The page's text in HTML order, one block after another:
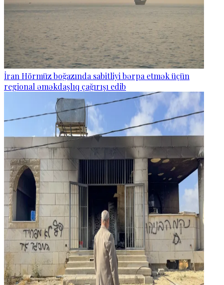
İran Hörmüz boğazında sabitliyi bərpa etmək üçün
regional əməkdaşlıq çağırışı edib